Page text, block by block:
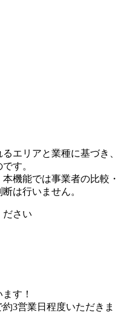
エリアと業種に基づき、
す。
機能では事業者の比較・
は行いません。
ださい
す！
3営業日程度いただきま